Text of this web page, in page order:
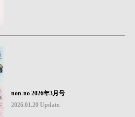
non-no 2026年3月号
2026.01.20 Update.